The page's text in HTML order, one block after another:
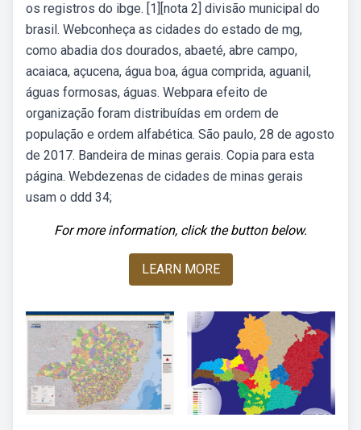
os registros do ibge. [1][nota 2] divisão municipal do
brasil. Webconheça as cidades do estado de mg,
como abadia dos dourados, abaeté, abre campo,
acaiaca, açucena, água boa, água comprida, aguanil,
águas formosas, águas. Webpara efeito de
organização foram distribuídas em ordem de
população e ordem alfabética. São paulo, 28 de agosto
de 2017. Bandeira de minas gerais. Copia para esta
página. Webdezenas de cidades de minas gerais
usam o ddd 34;
For more information, click the button below.
LEARN MORE